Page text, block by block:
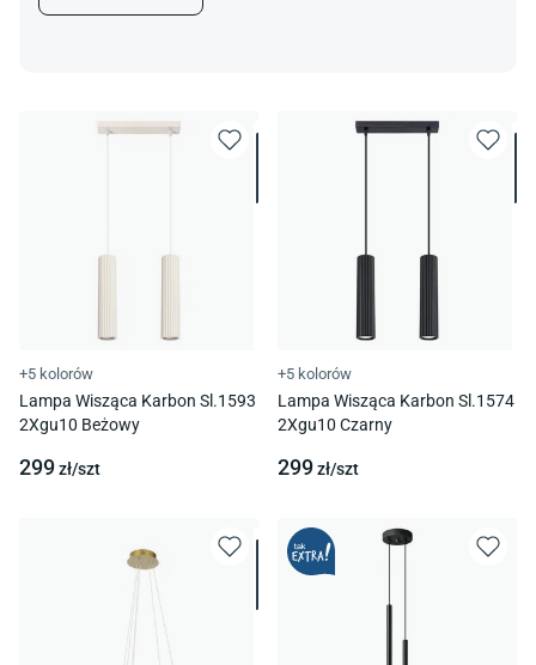
+5 kolorów
Lampa Wisząca Karbon Sl.1593
2Xgu10 Beżowy
299zł/szt
+5 kolorów
Lampa Wisząca Karbon Sl.1574
2Xgu10 Czarny
299zł/szt